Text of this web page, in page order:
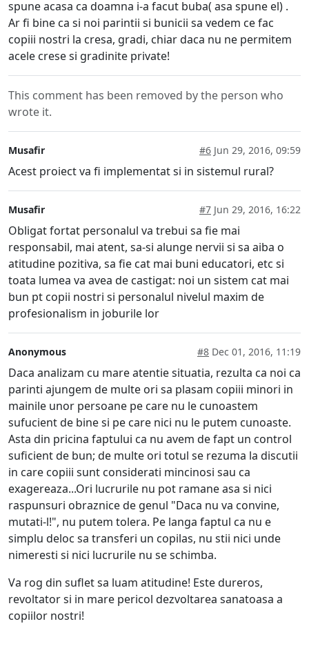
spune acasa ca doamna i-a facut buba( asa spune el) .
Ar fi bine ca si noi parintii si bunicii sa vedem ce fac
copiii nostri la cresa, gradi, chiar daca nu ne permitem
acele crese si gradinite private!
This comment has been removed by the person who
wrote it.
Musafir #6 Jun 29, 2016, 09:59
Acest proiect va fi implementat si in sistemul rural?
Musafir #7 Jun 29, 2016, 16:22
Obligat fortat personalul va trebui sa fie mai
responsabil, mai atent, sa-si alunge nervii si sa aiba o
atitudine pozitiva, sa fie cat mai buni educatori, etc si
toata lumea va avea de castigat: noi un sistem cat mai
bun pt copii nostri si personalul nivelul maxim de
profesionalism in joburile lor
Anonymous #8 Dec 01, 2016, 11:19
Daca analizam cu mare atentie situatia, rezulta ca noi ca
parinti ajungem de multe ori sa plasam copiii minori in
mainile unor persoane pe care nu le cunoastem
sufucient de bine si pe care nici nu le putem cunoaste.
Asta din pricina faptului ca nu avem de fapt un control
suficient de bun; de multe ori totul se rezuma la discutii
in care copiii sunt considerati mincinosi sau ca
exagereaza...Ori lucrurile nu pot ramane asa si nici
raspunsuri obraznice de genul "Daca nu va convine,
mutati-l!", nu putem tolera. Pe langa faptul ca nu e
simplu deloc sa transferi un copilas, nu stii nici unde
nimeresti si nici lucrurile nu se schimba.
Va rog din suflet sa luam atitudine! Este dureros,
revoltator si in mare pericol dezvoltarea sanatoasa a
copiilor nostri!